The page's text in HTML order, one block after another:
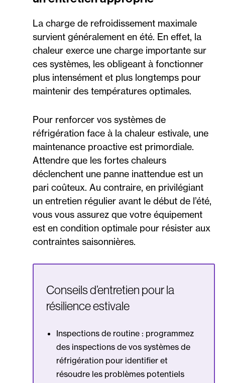
La charge de refroidissement maximale
survient généralement en été. En effet, la
chaleur exerce une charge importante sur
ces systèmes, les obligeant à fonctionner
plus intensément et plus longtemps pour
maintenir des températures optimales.
Pour renforcer vos systèmes de
réfrigération face à la chaleur estivale, une
maintenance proactive est primordiale.
Attendre que les fortes chaleurs
déclenchent une panne inattendue est un
pari coûteux. Au contraire, en privilégiant
un entretien régulier avant le début de l’été,
vous vous assurez que votre équipement
est en condition optimale pour résister aux
contraintes saisonnières.
Conseils d’entretien pour la
résilience estivale
Inspections de routine : programmez
des inspections de vos systèmes de
réfrigération pour identifier et
résoudre les problèmes potentiels